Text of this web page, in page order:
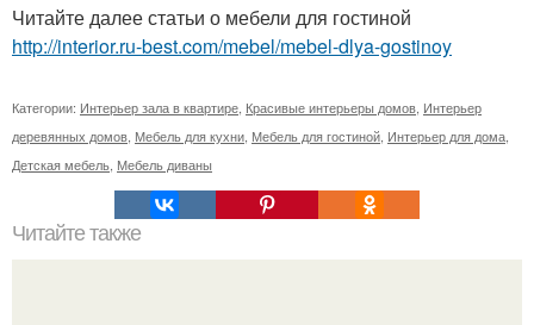
Читайте далее статьи о мебели для гостиной
http://interior.ru-best.com/mebel/mebel-dlya-gostinoy
Категории: Интерьер зала в квартире, Красивые интерьеры домов, Интерьер
деревянных домов, Мебель для кухни, Мебель для гостиной, Интерьер для дома,
Детская мебель, Мебель диваны
Читайте также